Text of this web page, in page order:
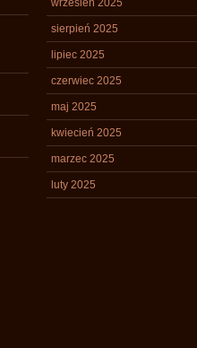
wrzesień 2025
sierpień 2025
lipiec 2025
czerwiec 2025
maj 2025
kwiecień 2025
marzec 2025
luty 2025